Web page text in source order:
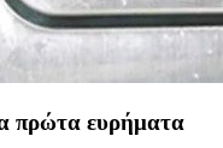
πρώτα ευρήματα